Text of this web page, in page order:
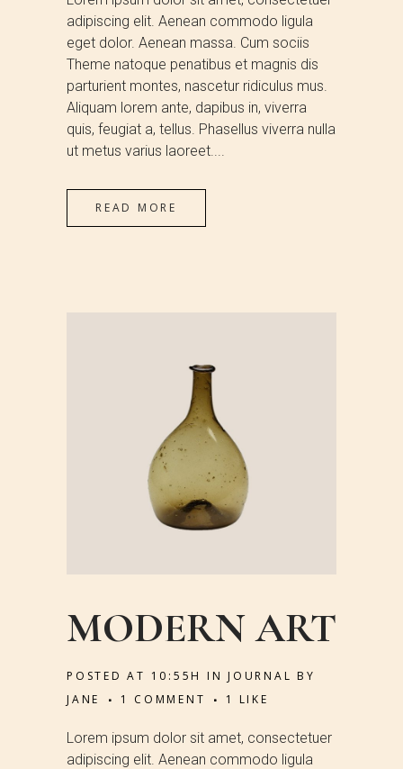
adipiscing elit. Aenean commodo ligula
eget dolor. Aenean massa. Cum sociis
Theme natoque penatibus et magnis dis
parturient montes, nascetur ridiculus mus.
Aliquam lorem ante, dapibus in, viverra
quis, feugiat a, tellus. Phasellus viverra nulla
ut metus varius laoreet....
READ MORE
MODERN ART
POSTED AT 10:55H INJOURNAL BY
JANE
1 COMMENT 1 LIKE
Lorem ipsum dolor sit amet, consectetuer
adipiscing elit. Aenean commodo ligula